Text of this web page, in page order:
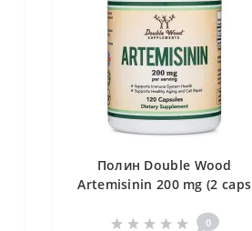
Полин Double Wood
Artemisinin 200 mg (2 caps
0